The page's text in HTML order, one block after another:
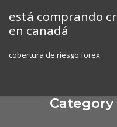
content
está comprando
en canadá
cobertura de riesgo forex